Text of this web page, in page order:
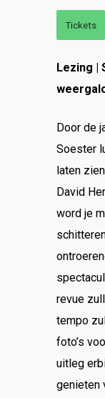
Lezing |
Door de
Soester
laten
David
word je
revue
tempo
foto’s
uitleg
genieten
Tickets